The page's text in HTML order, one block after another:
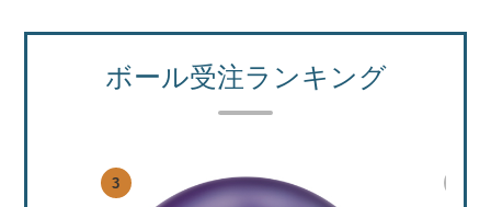
特価商品
ボール受注ランキング